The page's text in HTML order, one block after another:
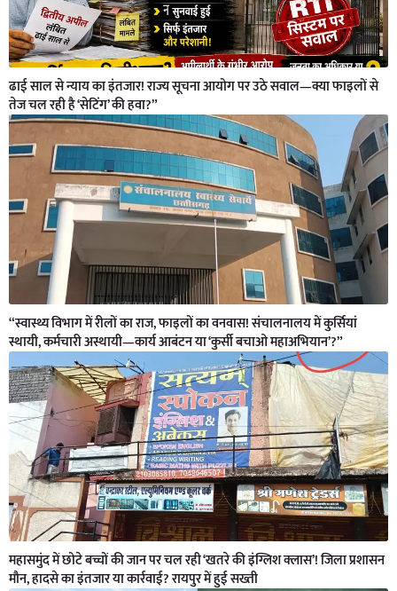
ढाई साल से न्याय का इंतजार! राज्य सूचना आयोग पर उठे सवाल—क्या फाइलों से
तेज चल रही है ‘सेटिंग’ की हवा?”
“स्वास्थ्य विभाग में रीलों का राज, फाइलों का वनवास! संचालनालय में कुर्सियां
स्थायी, कर्मचारी अस्थायी—कार्य आबंटन या ‘कुर्सी बचाओ महाअभियान’?”
महासमुंद में छोटे बच्चों की जान पर चल रही ‘खतरे की इंग्लिश क्लास’! जिला प्रशासन
मौन, हादसे का इंतजार या कार्रवाई? रायपुर में हुई सख्ती